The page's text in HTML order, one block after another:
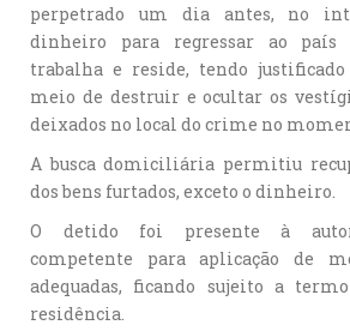
perpetrado um dia antes, no
dinheiro para regressar ao país
trabalha e reside, tendo
meio de destruir e ocultar os
deixados no local do crime no
A busca domiciliária permitiu
dos bens furtados, exceto o dinheiro.
O detido foi presente à
competente para aplicação de
adequadas, ficando sujeito a
residência.